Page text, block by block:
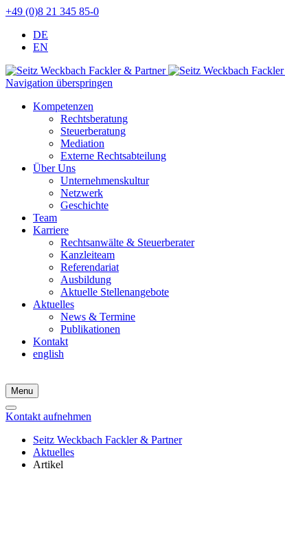
+49 (0)8 21 345 85-0
DE
EN
Navigation überspringen
Kompetenzen
Rechtsberatung
Steuerberatung
Mediation
Externe Rechtsabteilung
Über Uns
Unternehmenskultur
Netzwerk
Geschichte
Team
Karriere
Rechtsanwälte & Steuerberater
Kanzleiteam
Referendariat
Ausbildung
Aktuelle Stellenangebote
Aktuelles
News & Termine
Publikationen
Kontakt
english
Menu
Kontakt aufnehmen
Seitz Weckbach Fackler & Partner
Aktuelles
Artikel